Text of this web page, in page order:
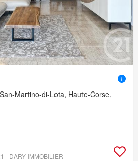
Martino-di-Lota, Haute-Corse,
- DARY IMMOBILIER